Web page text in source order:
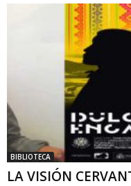
BIBLIOTECA
LA VISIÓN